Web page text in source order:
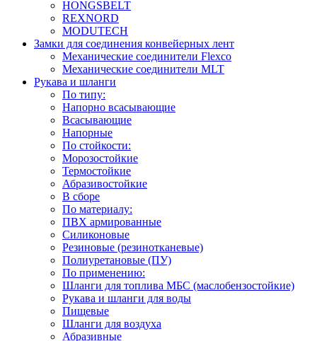
HONGSBELT
REXNORD
MODUTECH
Замки для соединения конвейерных лент
Механические соединители Flexco
Механические соединители MLT
Рукава и шланги
По типу:
Напорно всасывающие
Всасывающие
Напорные
По стойкости:
Морозостойкие
Термостойкие
Абразивостойкие
В сборе
По материалу:
ПВХ армированные
Силиконовые
Резиновые (резинотканевые)
Полиуретановые (ПУ)
По применению:
Шланги для топлива МБС (маслобензостойкие)
Рукава и шланги для воды
Пищевые
Шланги для воздуха
Абразивные